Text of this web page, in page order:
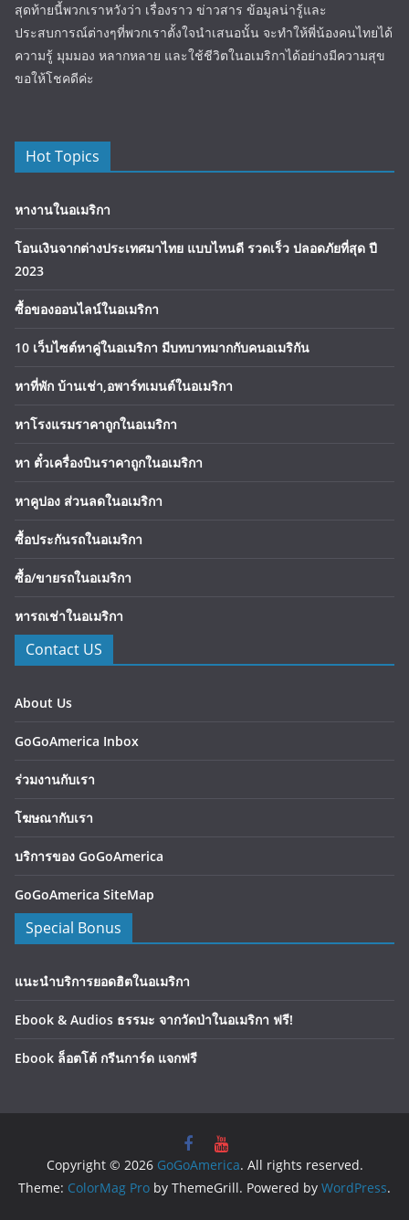
สุดท้ายนี้พวกเราหวังว่า เรื่องราว ข่าวสาร ข้อมูลน่ารู้และ
ประสบการณ์ต่างๆที่พวกเราตั้งใจนำเสนอนั้น จะทำให้พี่น้องคนไทยได้
ความรู้ มุมมอง หลากหลาย และใช้ชีวิตในอเมริกาได้อย่างมีความสุข
ขอให้โชคดีค่ะ
Hot Topics
หางานในอเมริกา
โอนเงินจากต่างประเทศมาไทย แบบไหนดี รวดเร็ว ปลอดภัยที่สุด ปี
2023
ซื้อของออนไลน์ในอเมริกา
10 เว็บไซต์หาคู่ในอเมริกา มีบทบาทมากกับคนอเมริกัน
หาที่พัก บ้านเช่า,อพาร์ทเมนต์ในอเมริกา
หาโรงแรมราคาถูกในอเมริกา
หา ตั๋วเครื่องบินราคาถูกในอเมริกา
หาคูปอง ส่วนลดในอเมริกา
ซื้อประกันรถในอเมริกา
ซื้อ/ขายรถในอเมริกา
หารถเช่าในอเมริกา
Contact US
About Us
GoGoAmerica Inbox
ร่วมงานกับเรา
โฆษณากับเรา
บริการของ GoGoAmerica
GoGoAmerica SiteMap
Special Bonus
แนะนำบริการยอดฮิตในอเมริกา
Ebook & Audios ธรรมะ จากวัดป่าในอเมริกา ฟรี!
Ebook ล็อตโต้ กรีนการ์ด แจกฟรี
Copyright © 2026 GoGoAmerica. All rights reserved.
Theme: ColorMag Pro by ThemeGrill. Powered by WordPress.